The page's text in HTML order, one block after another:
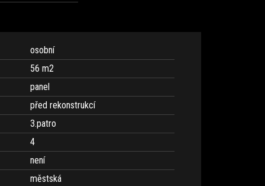
osobní
56 m2
panel
před rekonstrukcí
3.patro
4
není
městská